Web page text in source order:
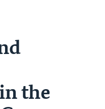
the